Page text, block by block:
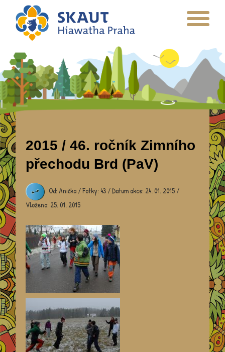
2015 / 46. ročník Zimního
přechodu Brd (PaV)
Od: Anička / Fotky: 43 / Datum akce: 24. 01. 2015 /
Vloženo: 25. 01. 2015